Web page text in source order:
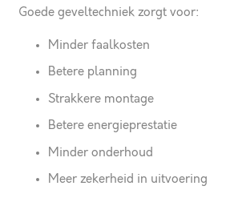
Goede geveltechniek zorgt voor:
Minder faalkosten
Betere planning
Strakkere montage
Betere energieprestatie
Minder onderhoud
Meer zekerheid in uitvoering